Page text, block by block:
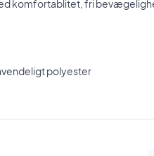
komfortablitet, fri
polyester